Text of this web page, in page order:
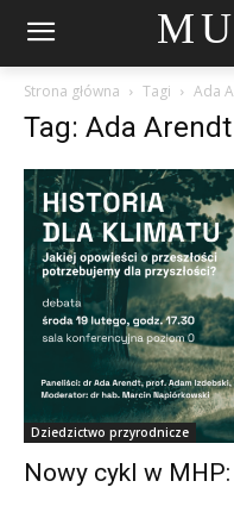
Strona główna Tagi Ada
Tag: Ada Arendt
Dziedzictwo przyrodnicze
Nowy cykl w